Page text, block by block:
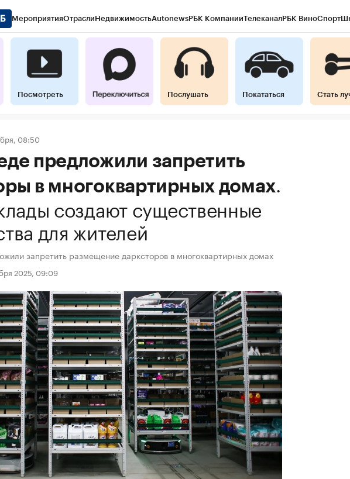
МероприятияОтраслиНедвижимостьAutonewsРБК КомпанииТелеканалРБК ВиноСпорт
Посмотреть Послушать Покататься Стать
08:50
предложили запретить
в многоквартирных домах.
создают существенные
для жителей
запретить размещение дарксторов в многоквартирных домах
2025, 09:09